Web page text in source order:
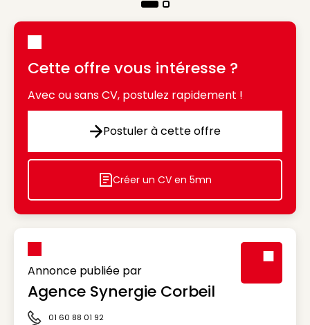
Cette offre vous intéresse ?
Avec ou sans CV, postulez rapidement !
Postuler à cette offre
Postuler à cette offre
Icon decorative
Créer un CV en 5mn
Annonce publiée par
Agence Synergie Corbeil
01 60 88 01 92